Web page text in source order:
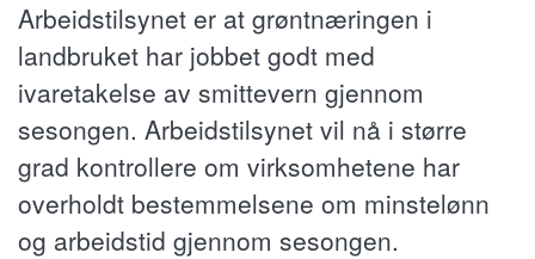
Arbeidstilsynet er at grøntnæringen i
landbruket har jobbet godt med
ivaretakelse av smittevern gjennom
sesongen. Arbeidstilsynet vil nå i større
grad kontrollere om virksomhetene har
overholdt bestemmelsene om minstelønn
og arbeidstid gjennom sesongen.